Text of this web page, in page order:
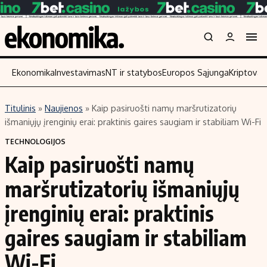
Turinys
Naujienos
Aplinka
Verslas
Energetika
Ekonomika
Politika
NT ir statybos
Skaitykite
Įmonės
Žemės ūkis
Technologijos
Laisvalaikis
EkonomikaInvestavimasNT ir statybosEuropos Sąjunga
Titulinis » Naujienos » Kaip pasiruošti namų maršrutizatorių
išmaniųjų įrenginių erai: praktinis gaires saugiam ir stabiliam Wi-Fi
TECHNOLOGIJOS
Kaip pasiruošti namų
maršrutizatorių išmaniųjų
įrenginių erai: praktinis
gaires saugiam ir stabiliam